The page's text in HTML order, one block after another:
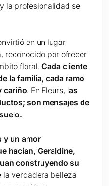
la profesionalidad se
en un lugar
reconocido por ofrecer
floral. Cada cliente
la familia, cada ramo
cariño. En Fleurs, las
son mensajes de
y un amor
hacían, Geraldine,
construyendo su
la verdadera belleza